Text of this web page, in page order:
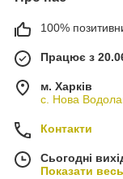
100%
Працює з
м. Харків
с. Нова
Контакти
Сьогодні
Показати